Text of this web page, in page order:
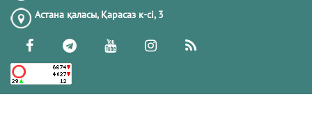
19.02.2026 7501
РАМАЗАН ҚАРСАҢЫНДАҒЫ
Астана қаласы, Қарасаз к-сi, 3